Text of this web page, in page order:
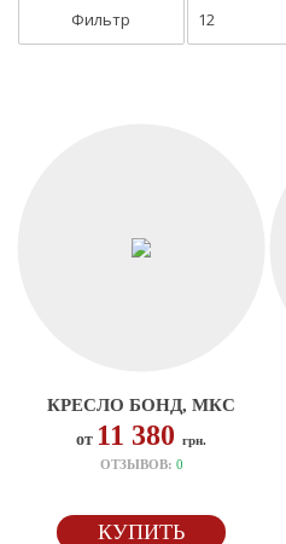
Фильтр 12
КРЕСЛО БОНД, МКС
от 11 380грн.
ОТЗЫВОВ: 0
КУПИТЬ